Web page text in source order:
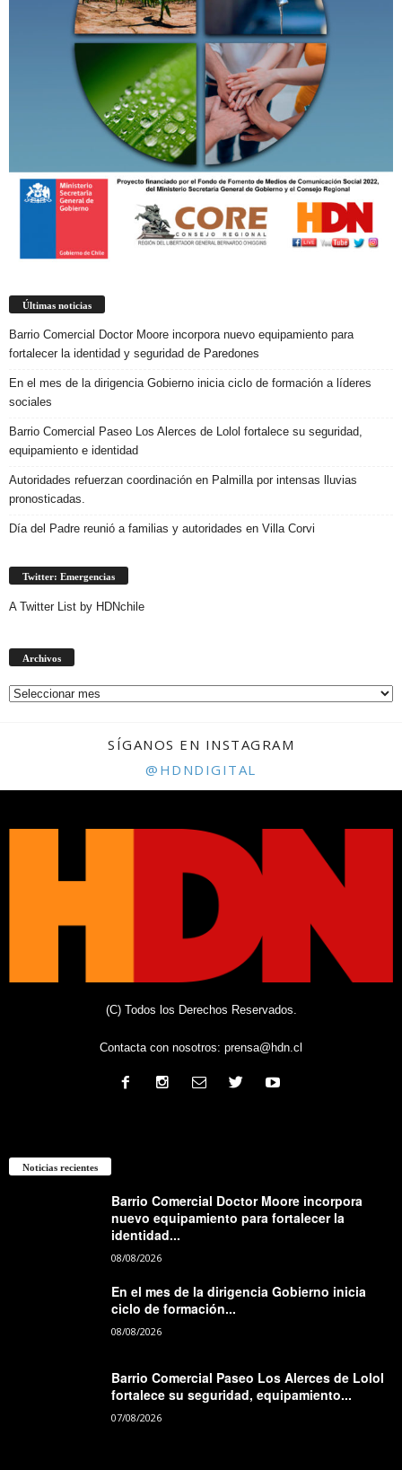
Últimas noticias
Barrio Comercial Doctor Moore incorpora nuevo equipamiento para
fortalecer la identidad y seguridad de Paredones
En el mes de la dirigencia Gobierno inicia ciclo de formación a líderes
sociales
Barrio Comercial Paseo Los Alerces de Lolol fortalece su seguridad,
equipamiento e identidad
Autoridades refuerzan coordinación en Palmilla por intensas lluvias
pronosticadas.
Día del Padre reunió a familias y autoridades en Villa Corvi
Twitter: Emergencias
A Twitter List by HDNchile
Archivos
SÍGANOS EN INSTAGRAM
@HDNDIGITAL
(C) Todos los Derechos Reservados.
Contacta con nosotros: prensa@hdn.cl
Noticias recientes
Barrio Comercial Doctor Moore incorpora
nuevo equipamiento para fortalecer la
identidad...
08/08/2026
En el mes de la dirigencia Gobierno inicia
ciclo de formación...
08/08/2026
Barrio Comercial Paseo Los Alerces de Lolol
fortalece su seguridad, equipamiento...
07/08/2026